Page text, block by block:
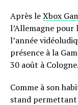
Après leXbox
l’Allemagne pour
l’année
présence à la
30 août à Cologne.
Comme à son
stand permettant